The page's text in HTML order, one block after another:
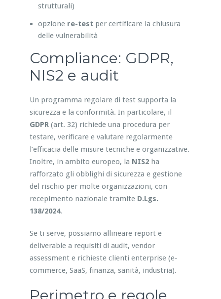
strutturali)
opzione re-test per certificare la chiusura
delle vulnerabilità
Compliance: GDPR,
NIS2 e audit
Un programma regolare di test supporta la
sicurezza e la conformità. In particolare, il
GDPR(art. 32) richiede una procedura per
testare, verificare e valutare regolarmente
l’efficacia delle misure tecniche e organizzative.
Inoltre, in ambito europeo, la NIS2ha
rafforzato gli obblighi di sicurezza e gestione
del rischio per molte organizzazioni, con
recepimento nazionale tramite D.Lgs.
138/2024.
Se ti serve, possiamo allineare report e
deliverable a requisiti di audit, vendor
assessment e richieste clienti enterprise (e-
commerce, SaaS, finanza, sanità, industria).
Perimetro e regole